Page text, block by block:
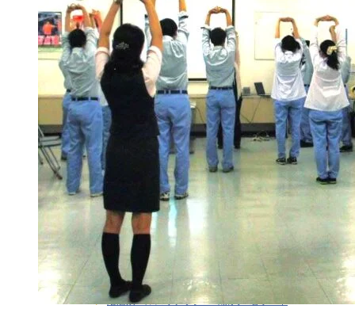
介護・福祉職の感情労働ストレス
健康経営
健康経営戦略・KPI・エビデンス
働き方 × 健康支援
労働安全衛生
在宅勤務者のストレス支援
大学研究連携・学術講演実績
女性従業員の健康支援
感情労働ストレス
月刊誌連載・専門寄稿
熱中症対策
研修・セミナー
職場訪問・現場分析
階層別ヘルスリテラシー（新人・若手・中